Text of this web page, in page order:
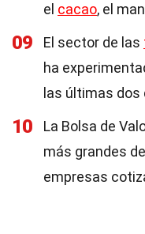
el cacao, el
09 El sector de las
ha
las últimas dos
10
La Bolsa de
más grandes
empresas